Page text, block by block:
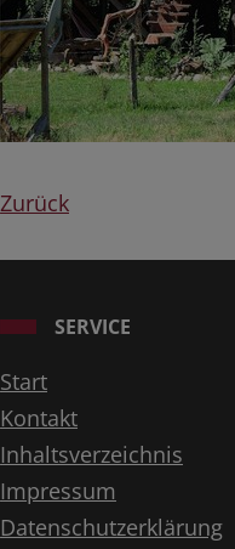
Zurück
SERVICE
Start
Kontakt
Inhaltsverzeichnis
Impressum
Datenschutzerklärung